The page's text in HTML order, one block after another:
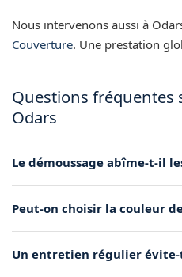
Nous intervenons aussi à
Couverture. Une prestation
Questions fréquentes
Odars
Le démoussage abîme-t-il
pression), il respecte
Peut-on choisir la couleur
couleur cohérente avec
Un entretien régulier